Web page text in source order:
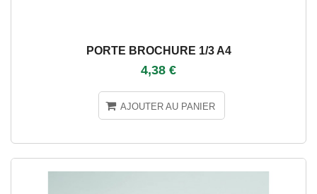
PORTE BROCHURE 1/3 A4
4,38 €
AJOUTER AU PANIER